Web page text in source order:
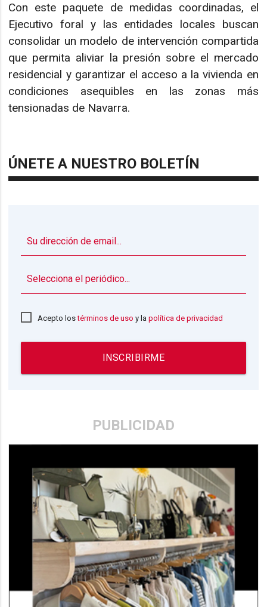
Con este paquete de medidas coordinadas, el
Ejecutivo foral y las entidades locales buscan
consolidar un modelo de intervención compartida
que permita aliviar la presión sobre el mercado
residencial y garantizar el acceso a la vivienda en
condiciones asequibles en las zonas más
tensionadas de Navarra.
ÚNETE A NUESTRO BOLETÍN
Acepto lostérminos de uso y lapolítica de privacidad
INSCRIBIRME
PUBLICIDAD